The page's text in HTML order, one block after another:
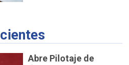
Abre Pilotaje de